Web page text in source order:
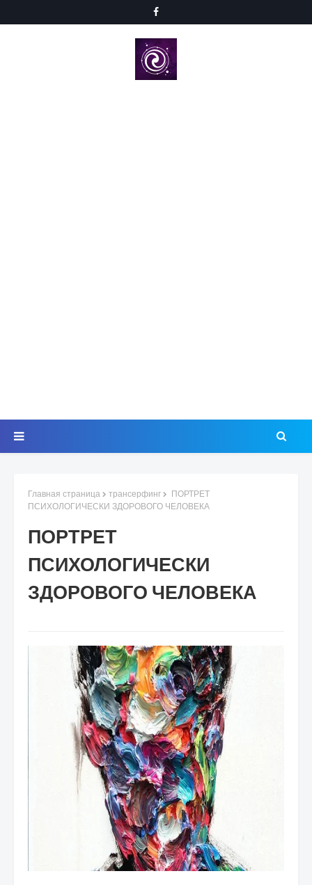
Главная страница трансерфинг
ПОРТРЕТ
ПСИХОЛОГИЧЕСКИ ЗДОРОВОГО ЧЕЛОВЕКА
ПОРТРЕТ
ПСИХОЛОГИЧЕСКИ
ЗДОРОВОГО ЧЕЛОВЕКА